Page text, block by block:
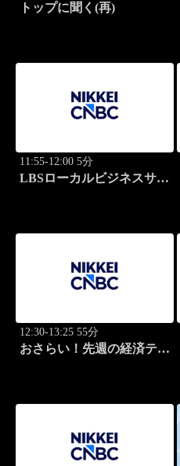
トップに聞く(再)
11:55-12:00 5分
LBSローカルビジネスサテ
12:30-13:25 55分
おさらい！先週の経済テー